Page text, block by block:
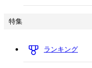
特集
ランキング